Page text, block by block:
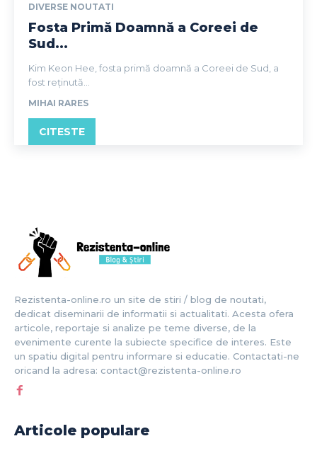
DIVERSE NOUTATI
Fosta Primă Doamnă a Coreei de
Sud...
Kim Keon Hee, fosta primă doamnă a Coreei de Sud, a
fost reținută...
MIHAI RARES
CITESTE
Rezistenta-online.ro un site de stiri / blog de noutati,
dedicat diseminarii de informatii si actualitati. Acesta ofera
articole, reportaje si analize pe teme diverse, de la
evenimente curente la subiecte specifice de interes. Este
un spatiu digital pentru informare si educatie. Contactati-ne
oricand la adresa: contact@rezistenta-online.ro
Articole populare